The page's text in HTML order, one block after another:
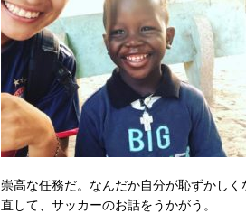
崇高な任務だ。なんだか自分が恥ずかし
直して、サッカーのお話をうかがう。